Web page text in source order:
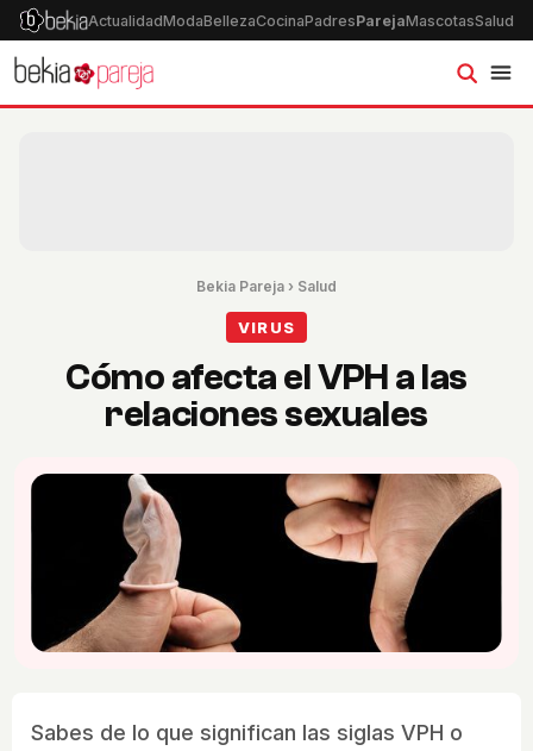
ActualidadModaBellezaCocinaPadresParejaMascotasSalud
Bekia Pareja › Salud
VIRUS
Cómo afecta el VPH a las
relaciones sexuales
Sabes de lo que significan las siglas VPH o